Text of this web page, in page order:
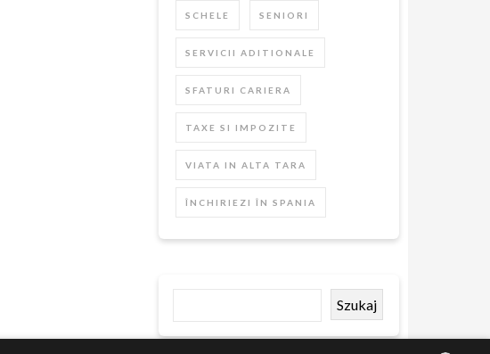
SCHELE SENIORI
SERVICII ADITIONALE
SFATURI CARIERA
TAXE SI IMPOZITE
VIATA IN ALTA TARA
ÎNCHIRIEZI ÎN SPANIA
Szukaj